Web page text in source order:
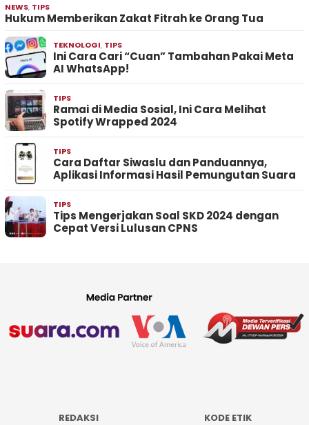
NEWS, TIPS
Hukum Memberikan Zakat Fitrah ke Orang Tua
TEKNOLOGI, TIPS
Ini Cara Cari “Cuan” Tambahan Pakai Meta
AI WhatsApp!
TIPS
Ramai di Media Sosial, Ini Cara Melihat
Spotify Wrapped 2024
TIPS
Cara Daftar Siwaslu dan Panduannya,
Aplikasi Informasi Hasil Pemungutan Suara
TIPS
Tips Mengerjakan Soal SKD 2024 dengan
Cepat Versi Lulusan CPNS
REDAKSI KODE ETIK